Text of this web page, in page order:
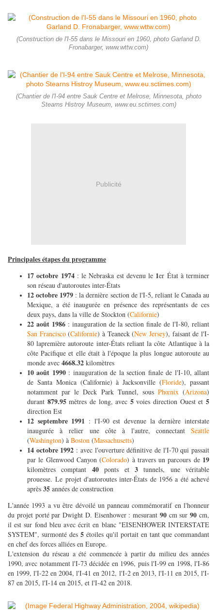
(Construction de l'I-55 dans le Missouri en 1960, photo Garland D.
Fronabarger, www.wttw.com)
(Chantier de l'I-94 entre Sauk Centre et Melrose, Minnesota, photo
Stearns Histroy Museum, www.eu.sctimes.com)
Publicité
Principales étapes du programme
17 octobre 1974: le Nebraska est devenu le 1er État à terminer
son réseau d'autoroutes inter-États
12 octobre 1979 : la dernière section de l'I-5, reliant le Canada au
Mexique, a été inaugurée en présence des représentants de ces
deux pays, dans la ville de Stockton (Californie)
22 août 1986 : inauguration de la section finale de l'I-80, reliant
San Francisco(Californie) à Teaneck (New Jersey), faisant de l'I-
80 lapremière autoroute inter-États reliant la côte Atlantique à la
côte Pacifique et elle était à l'époque la plus longue autoroute au
monde avec 4668.32 kilomètres
10 août 1990: inauguration de la section finale de l'I-10, allant
de Santa Monica (Californie) à Jacksonville (Floride), passant
notamment par le Deck Park Tunnel, sous Phœnix(Arizona)
durant 879.95mètres de long, avec 5voies direction Ouest et5
direction Est
12 septembre 1991 : l'I-90 est devenue la dernière interstate
inaugurée à relier une côte à l'autre, connectant Seattle
(Washington) à Boston (Massachusetts)
14 octobre 1992 : avec l'ouverture définitive de l'I-70 qui passait
par le Glenwood Canyon (Colorado) à travers un parcours de 19
kilomètres comptant 40ponts et 3tunnels, une véritable
prouesse. Le projet d'autoroutes inter-États de 1956 a été achevé
après 35 années de construction
L'année 1993 a vu être dévoilé un panneau commémoratif en l'honneur
du projet porté par Dwight D. Eisenhower : mesurant 90 cm sur90cm,
il est sur fond bleu avec écrit en blanc "EISENHOWER INTERSTATE
SYSTEM", surmonté des 5 étoiles qu'il portait en tant que commandant
en chef des forces alliées en Europe.
L'extension du réseau a été commencée à partir du milieu des années
1990, avec notamment l'I-73 décidée en 1996, puis l'I-99 en 1998, l'I-86
en 1999, l'I-22 en 2004, l'I-41 en 2012, l'I-2 en 2013, l'I-11 en 2015, l'I-
87 en 2015, l'I-14 en 2015, et l'I-42 en 2018.